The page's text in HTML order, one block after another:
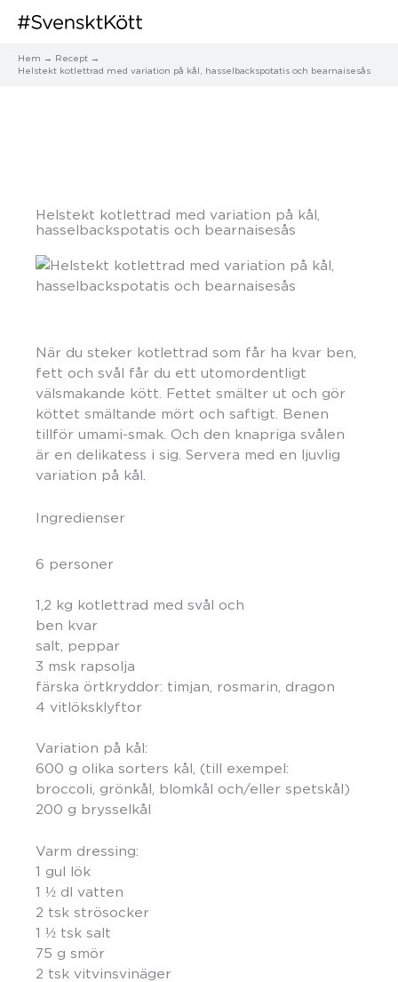
Hem
Recept
Helstekt kotlettrad med variation på kål, hasselbackspotatis och bearnaisesås
Helstekt kotlettrad med variation på kål,
hasselbackspotatis och bearnaisesås
När du steker kotlettrad som får ha kvar ben,
fett och svål får du ett utomordentligt
välsmakande kött. Fettet smälter ut och gör
köttet smältande mört och saftigt. Benen
tillför umami-smak. Och den knapriga svålen
är en delikatess i sig. Servera med en ljuvlig
variation på kål.
Ingredienser
6 personer
1,2 kg kotlettrad med svål och
ben kvar
salt, peppar
3 msk rapsolja
färska örtkryddor: timjan, rosmarin, dragon
4 vitlöksklyftor
Variation på kål:
600 g olika sorters kål, (till exempel:
broccoli, grönkål, blomkål och/eller spetskål)
200 g brysselkål
Varm dressing:
1 gul lök
1 ½ dl vatten
2 tsk strösocker
1 ½ tsk salt
75 g smör
2 tsk vitvinsvinäger